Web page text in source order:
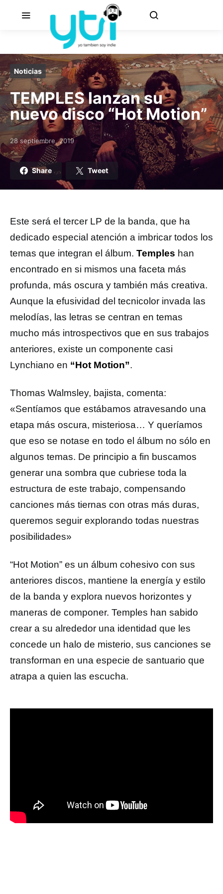
Noticias
TEMPLES lanzan su
nuevo disco “Hot Motion”
Posted on
28 septiembre, 2019
Share Tweet
Este será el tercer LP de la banda, que ha
dedicado especial atención a imbricar todos los
temas que integran el álbum. Temples han
encontrado en si mismos una faceta más
profunda, más oscura y también más creativa.
Aunque la efusividad del tecnicolor invada las
melodías, las letras se centran en temas
mucho más introspectivos que en sus trabajos
anteriores, existe un componente casi
Lynchiano en “Hot Motion”.
Thomas Walmsley, bajista, comenta:
«Sentíamos que estábamos atravesando una
etapa más oscura, misteriosa… Y queríamos
que eso se notase en todo el álbum no sólo en
algunos temas. De principio a fin buscamos
generar una sombra que cubriese toda la
estructura de este trabajo, compensando
canciones más tiernas con otras más duras,
queremos seguir explorando todas nuestras
posibilidades»
“Hot Motion” es un álbum cohesivo con sus
anteriores discos, mantiene la energía y estilo
de la banda y explora nuevos horizontes y
maneras de componer. Temples han sabido
crear a su alrededor una identidad que les
concede un halo de misterio, sus canciones se
transforman en una especie de santuario que
atrapa a quien las escucha.